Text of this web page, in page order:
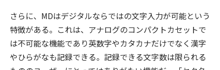
さらに、MDはデジタルならではの文字入力が可能という
特徴がある。これは、アナログのコンパクトカセットで
は不可能な機能であり英数字やカタカナだけでなく漢字
やひらがなも記録できる。記録できる文字数は限られる